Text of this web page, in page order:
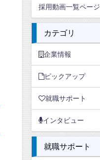
採用動画一覧ページ
カテゴリ
企業情報
ピックアップ
就職サポート
インタビュー
就職サポート